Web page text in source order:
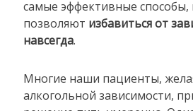
самые эффективные способы,
позволяют избавиться от
навсегда.
Многие наши пациенты,
алкогольной зависимости,